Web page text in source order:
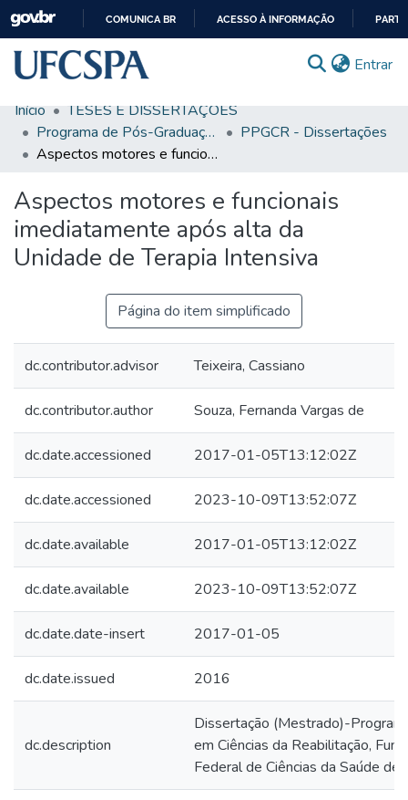
CONTEÚDO
COMUNICA BR ACESSO À INFORMAÇÃO
Entrar
Comunidades & Coleções
Busca Facetada
Estatísticas
Autoarquivamento
Sobre o RI-UFCSPA
Ajuda
Início
TESES E DISSERTAÇÕES
Programa de Pós-Graduação em Ciências da Reabilitação
PPGCR - Dissertações
Aspectos motores e funcionais imediatamente após alta da Unidade de Terapia Intensiva
Aspectos motores e funcionais
imediatamente após alta da
Unidade de Terapia Intensiva
Página do item simplificado
dc.contributor.advisor Teixeira, Cassiano
dc.contributor.author Souza, Fernanda Vargas de
dc.date.accessioned 2017-01-05T13:12:02Z
dc.date.accessioned 2023-10-09T13:52:07Z
dc.date.available 2017-01-05T13:12:02Z
dc.date.available 2023-10-09T13:52:07Z
dc.date.date-insert 2017-01-05
dc.date.issued 2016
dc.description
Dissertação (Mestrado)-
em Ciências da Reabilitação,
Federal de Ciências da Saúde